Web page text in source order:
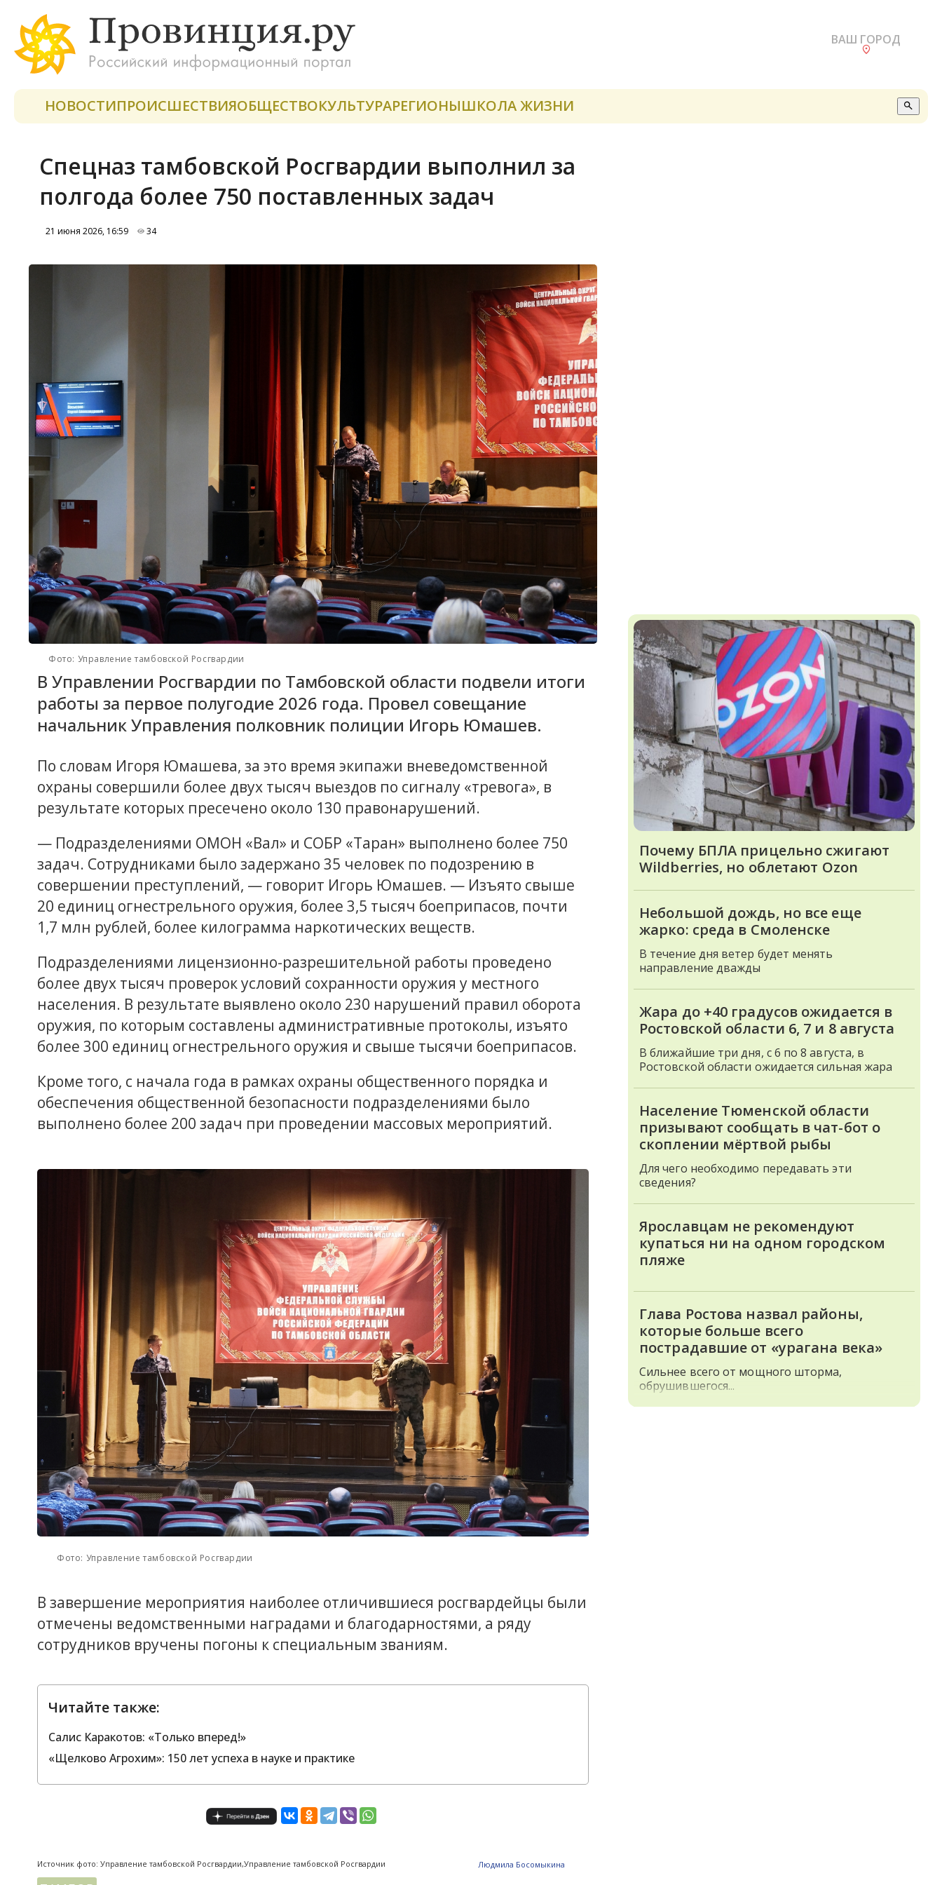
ВАШ ГОРОД
НОВОСТИПРОИСШЕСТВИЯОБЩЕСТВОКУЛЬТУРАРЕГИОНЫШКОЛА ЖИЗНИ
Спецназ тамбовской Росгвардии выполнил за
полгода более 750 поставленных задач
21 июня 2026, 16:59 34
Фото: Управление тамбовской Росгвардии
В Управлении Росгвардии по Тамбовской области подвели итоги
работы за первое полугодие 2026 года. Провел совещание
начальник Управления полковник полиции Игорь Юмашев.
По словам Игоря Юмашева, за это время экипажи вневедомственной
охраны совершили более двух тысяч выездов по сигналу «тревога», в
результате которых пресечено около 130 правонарушений.
— Подразделениями ОМОН «Вал» и СОБР «Таран» выполнено более 750
задач. Сотрудниками было задержано 35 человек по подозрению в
совершении преступлений, — говорит Игорь Юмашев. — Изъято свыше
20 единиц огнестрельного оружия, более 3,5 тысяч боеприпасов, почти
1,7 млн рублей, более килограмма наркотических веществ.
Подразделениями лицензионно-разрешительной работы проведено
более двух тысяч проверок условий сохранности оружия у местного
населения. В результате выявлено около 230 нарушений правил оборота
оружия, по которым составлены административные протоколы, изъято
более 300 единиц огнестрельного оружия и свыше тысячи боеприпасов.
Кроме того, с начала года в рамках охраны общественного порядка и
обеспечения общественной безопасности подразделениями было
выполнено более 200 задач при проведении массовых мероприятий.
Фото: Управление тамбовской Росгвардии
В завершение мероприятия наиболее отличившиеся росгвардейцы были
отмечены ведомственными наградами и благодарностями, а ряду
сотрудников вручены погоны к специальным званиям.
Читайте также:
Салис Каракотов: «Только вперед!»
«Щелково Агрохим»: 150 лет успеха в науке и практике
Источник фото: Управление тамбовской Росгвардии,Управление тамбовской Росгвардии Людмила Босомыкина
Почему БПЛА прицельно сжигают
Wildberries, но облетают Ozon
Небольшой дождь, но все еще
жарко: среда в Смоленске
В течение дня ветер будет менять
направление дважды
Жара до +40 градусов ожидается в
Ростовской области 6, 7 и 8 августа
В ближайшие три дня, с 6 по 8 августа, в
Ростовской области ожидается сильная жара
Население Тюменской области
призывают сообщать в чат-бот о
скоплении мёртвой рыбы
Для чего необходимо передавать эти
сведения?
Ярославцам не рекомендуют
купаться ни на одном городском
пляже
Глава Ростова назвал районы,
которые больше всего
пострадавшие от «урагана века»
Сильнее всего от мощного шторма,
обрушившегося...